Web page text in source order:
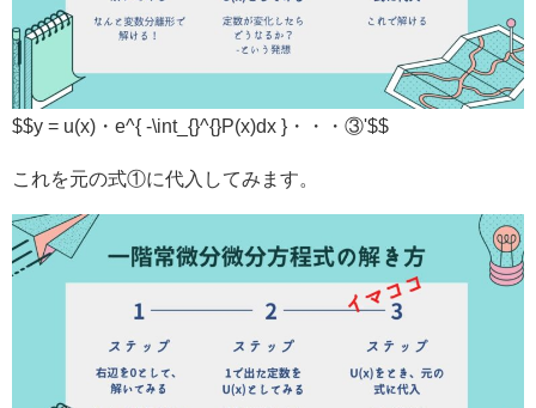
$$y = u(x)・e^{ -\int_{}^{}P(x)dx }・・・③'$$
これを元の式①に代入してみます。